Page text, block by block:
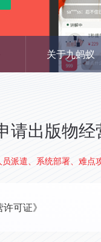
关于九蚂蚁
请出版物
派遣、系统部署、难点
可证》